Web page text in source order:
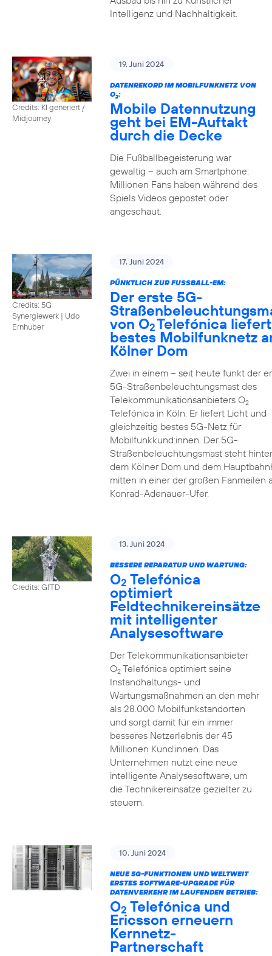
Intelligenz und Nachhaltigkeit.
Credits: KI generiert /
Midjourney
19. Juni 2024
DATENREKORD IM MOBILFUNKNETZ VON
O2:
Mobile Datennutzung
geht bei EM-Auftakt
durch die Decke
Die Fußballbegeisterung war
gewaltig – auch am Smartphone:
Millionen Fans haben während des
Spiels Videos gepostet oder
angeschaut.
Credits: 5G
Synergiewerk | Udo
Ernhuber
17. Juni 2024
PÜNKTLICH ZUR FUSSBALL-EM:
Der erste 5G-
von O2Telefónica liefert
bestes Mobilfunknetz
Kölner Dom
Zwei in einem – seit heute funkt der
5G-Straßenbeleuchtungsmast des
Telekommunikationsanbieters O2
Telefónica in Köln. Er liefert Licht und
gleichzeitig bestes 5G-Netz für
Mobilfunkkund:innen. Der 5G-
Straßenbeleuchtungsmast steht hinter
dem Kölner Dom und dem
mitten in einer der großen Fanmeilen
Konrad-Adenauer-Ufer.
Credits: GfTD
13. Juni 2024
BESSERE REPARATUR UND WARTUNG:
O2 Telefónica
optimiert
Feldtechnikereinsätze
mit intelligenter
Analysesoftware
Der Telekommunikationsanbieter
O2Telefónica optimiert seine
Instandhaltungs- und
Wartungsmaßnahmen an den mehr
als 28.000 Mobilfunkstandorten
und sorgt damit für ein immer
besseres Netzerlebnis der 45
Millionen Kund:innen. Das
Unternehmen nutzt eine neue
intelligente Analysesoftware, um
die Technikereinsätze gezielter zu
steuern.
10. Juni 2024
NEUE 5G-FUNKTIONEN UND WELTWEIT
ERSTES SOFTWARE-UPGRADE FÜR
DATENVERKEHR IM LAUFENDEN BETRIEB:
O2 Telefónica und
Ericsson erneuern
Kernnetz-
Partnerschaft